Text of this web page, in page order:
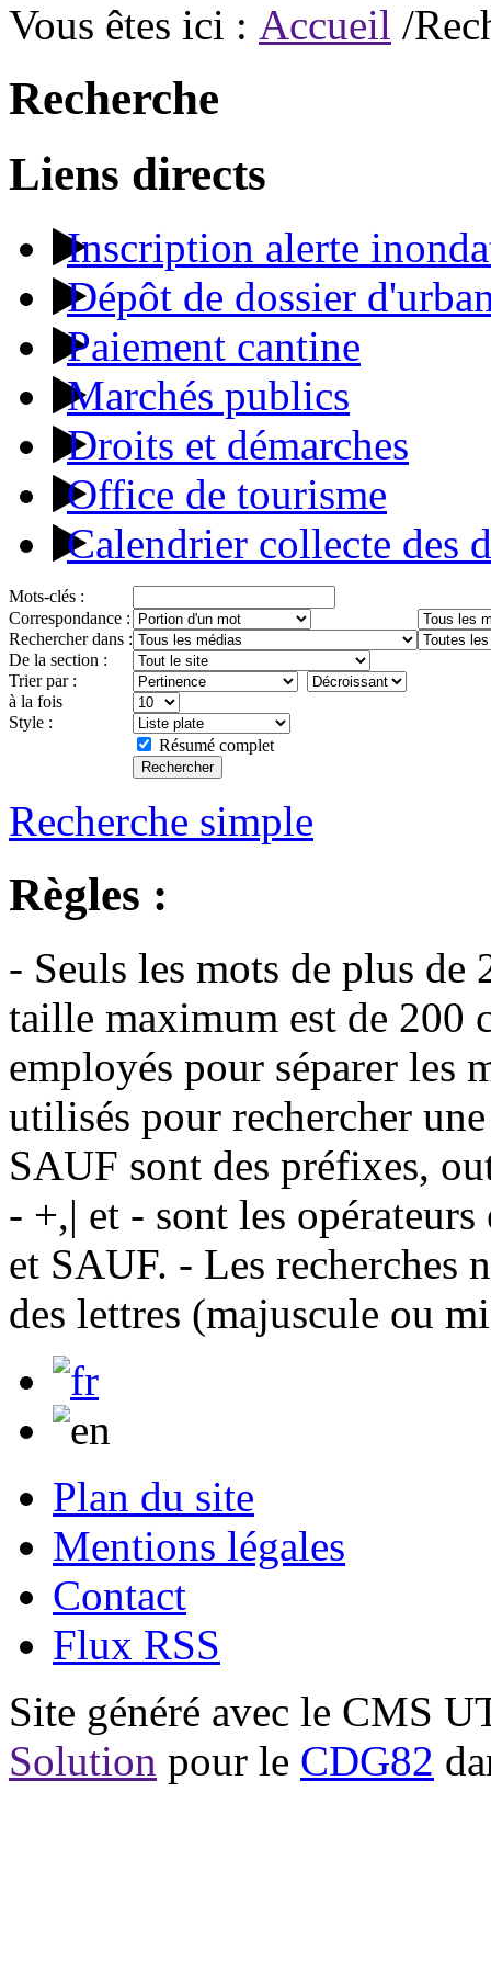
Vous êtes ici : Accueil /
Recherche
Liens directs
Inscription alerte
Dépôt de dossier
Paiement cantine
Marchés publics
Droits et démarches
Office de tourisme
Calendrier collecte des
Mots-clés :
Correspondance :
Rechercher dans :
De la section :
Trier par :
à la fois
Style :
Résumé complet
Recherche simple
Règles :
- Seuls les mots de plus de
taille maximum est de 200
employés pour séparer les
utilisés pour rechercher
SAUF sont des préfixes,
- +,| et - sont les
et SAUF. - Les recherches
des lettres (majuscule ou
Plan du site
Mentions légales
Contact
Flux RSS
Site généré avec le CMS
Solution pour le CDG82